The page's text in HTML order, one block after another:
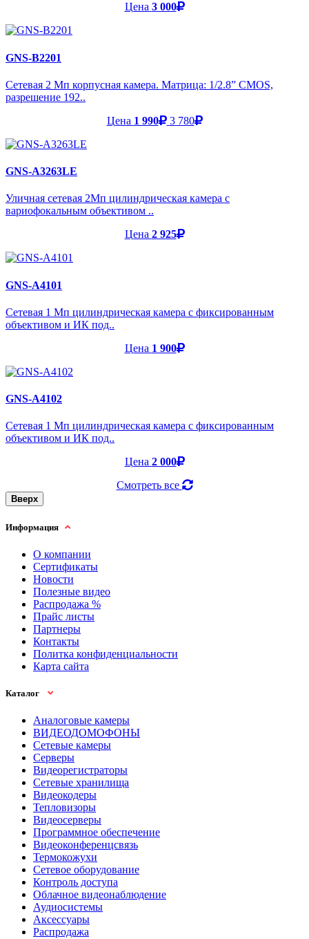
Цена 3 000
GNS-B2201
Сетевая 2 Мп корпусная камера. Матрица: 1/2.8” CMOS,
разрешение 192..
Цена 1 990 3 780
GNS-A3263LE
Уличная сетевая 2Мп цилиндрическая камера с
вариофокальным объективом ..
Цена 2 925
GNS-A4101
Cетевая 1 Мп цилиндрическая камера с фиксированным
объективом и ИК под..
Цена 1 900
GNS-A4102
Cетевая 1 Мп цилиндрическая камера с фиксированным
объективом и ИК под..
Цена 2 000
Смотреть все
Вверх
Информация
О компании
Сертификаты
Новости
Полезные видео
Распродажа %
Прайс листы
Партнеры
Контакты
Политка конфиденциальности
Карта сайта
Каталог
Аналоговые камеры
ВИДЕОДОМОФОНЫ
Сетевые камеры
Серверы
Видеорегистраторы
Сетевые хранилища
Видеокодеры
Тепловизоры
Видеосерверы
Программное обеспечение
Видеоконференцсвязь
Термокожухи
Сетевое оборудование
Контроль доступа
Облачное видеонаблюдение
Аудиосистемы
Аксессуары
Распродажа